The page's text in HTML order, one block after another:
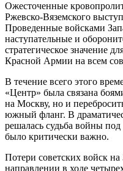
Ожесточенные
Ржевско-Вяземского
Проведенные войсками
наступательные и
стратегическое значение
Красной Армии на всем
В течение всего этого
«Центр» была связана
на Москву, но и
южный фланг. В
решалась судьба войны
было критически важно.
Потери советских войск
направлении в ходе